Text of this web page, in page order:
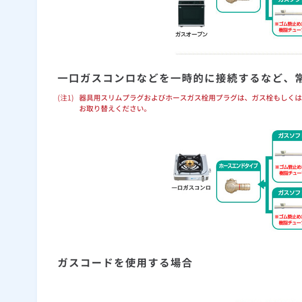
一口ガスコンロなどを一時的に接続するなど、
(注1) 器具用スリムプラグおよびホースガス栓用プラグは、ガス栓もしく
お取り替えください。
ガスコードを使用する場合